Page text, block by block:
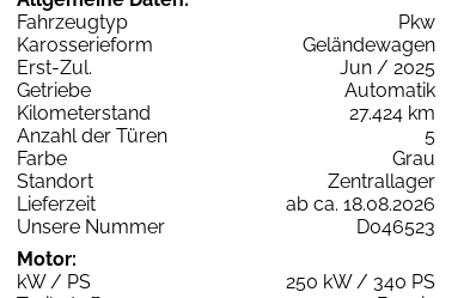
Fahrzeugtyp
Pkw
Karosserieform
Geländewagen
Erst-Zul.
Jun / 2025
Getriebe
Automatik
Kilometerstand
27.424 km
Anzahl der Türen
5
Farbe
Grau
Standort
Zentrallager
Lieferzeit
ab ca. 18.08.2026
Unsere Nummer
D046523
Motor:
kW / PS
250 kW / 340 PS